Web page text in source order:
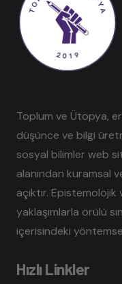
Toplum ve Ütopya,
düşünce ve bilgi
sosyal bilimler web
alanından kuramsal
açıktır.
yaklaşımlarla örülü
içerisindeki yöntemsel
Hızlı Linkler